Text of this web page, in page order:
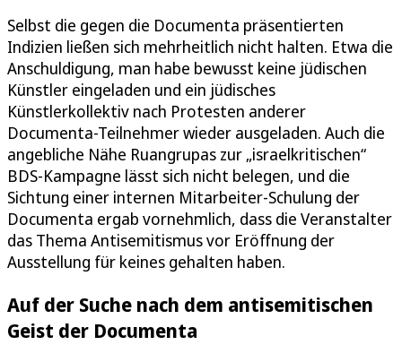
Selbst die gegen die Documenta präsentierten
Indizien ließen sich mehrheitlich nicht halten. Etwa die
Anschuldigung, man habe bewusst keine jüdischen
Künstler eingeladen und ein jüdisches
Künstlerkollektiv nach Protesten anderer
Documenta-Teilnehmer wieder ausgeladen. Auch die
angebliche Nähe Ruangrupas zur „israelkritischen“
BDS-Kampagne lässt sich nicht belegen, und die
Sichtung einer internen Mitarbeiter-Schulung der
Documenta ergab vornehmlich, dass die Veranstalter
das Thema Antisemitismus vor Eröffnung der
Ausstellung für keines gehalten haben.
Auf der Suche nach dem antisemitischen
Geist der Documenta